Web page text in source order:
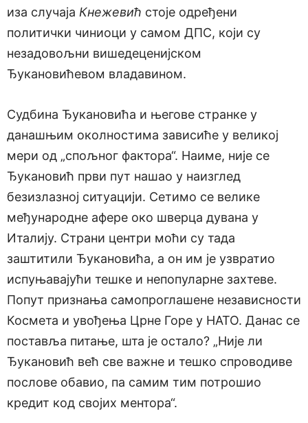
иза случаја Кнежевић стоје одређени
политички чиниоци у самом ДПС, који су
незадовољни вишедеценијском
Ђукановићевом владавином.
Судбина Ђукановића и његове странке у
данашњим околностима зависиће у великој
мери од „спољног фактора“. Наиме, није се
Ђукановић први пут нашао у наизглед
безизлазној ситуацији. Сетимо се велике
међународне афере око шверца дувана у
Италију. Страни центри моћи су тада
заштитили Ђукановића, а он им је узвратио
испуњавајући тешке и непопуларне захтеве.
Попут признања самопроглашене независности
Космета и увођења Црне Горе у НАТО. Данас се
поставља питање, шта је остало? „Није ли
Ђукановић већ све важне и тешко спроводиве
послове обавио, па самим тим потрошио
кредит код својих ментора“.